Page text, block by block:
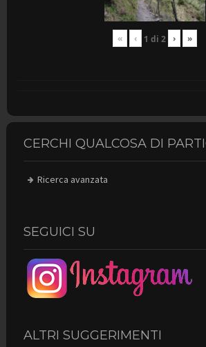
« ‹ 1 di 2 › »
CERCHI QUALCOSA DI
Ricerca avanzata
SEGUICI SU
ALTRI SUGGERIMENTI